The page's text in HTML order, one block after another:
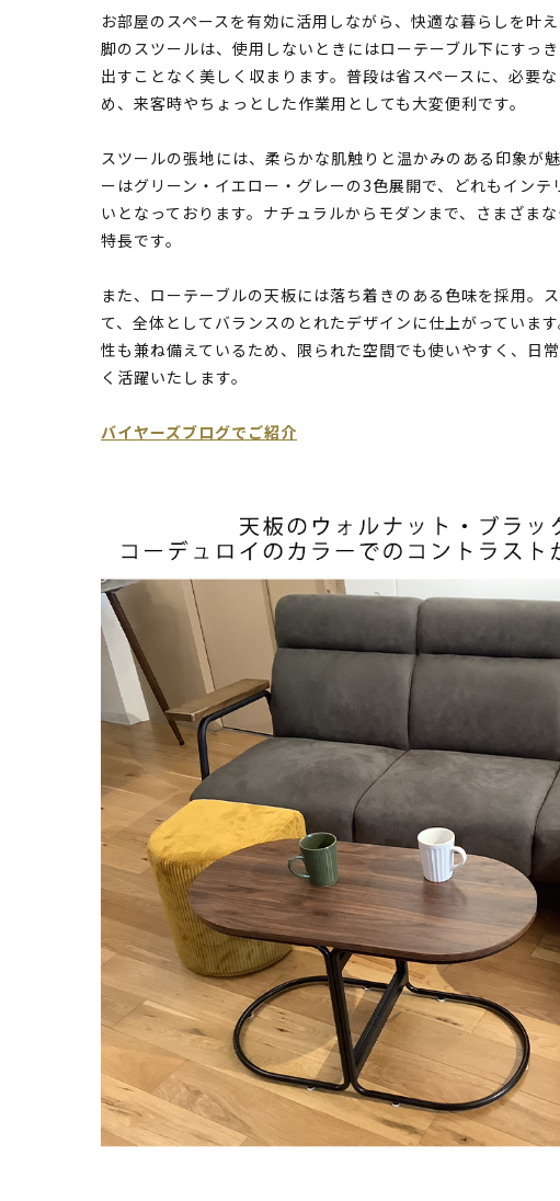
お部屋のスペースを有効に活用しながら、快適な暮らしを叶
脚のスツールは、使用しないときにはローテーブル下にすっ
出すことなく美しく収まります。普段は省スペースに、必要
め、来客時やちょっとした作業用としても大変便利です。
スツールの張地には、柔らかな肌触りと温かみのある印象が
ーはグリーン・イエロー・グレーの3色展開で、どれもイン
いとなっております。ナチュラルからモダンまで、さまざま
特長です。
また、ローテーブルの天板には落ち着きのある色味を採用。
て、全体としてバランスのとれたデザインに仕上がっていま
性も兼ね備えているため、限られた空間でも使いやすく、日
く活躍いたします。
バイヤーズブログでご紹介